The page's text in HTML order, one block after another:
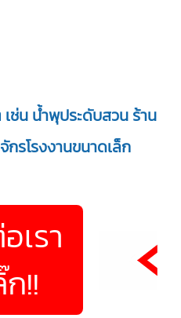
ช่น น้ำพุประดับสวน ร้าน
กรโรงงานขนาดเล็ก
เรา
!!